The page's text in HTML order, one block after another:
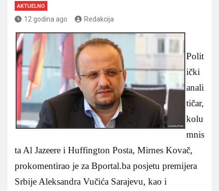
AKTUELNO
12 godina ago Redakcija
Polit
ički
anali
tičar,
kolu
mnis
ta Al Jazeere i Huffington Posta, Mirnes Kovač,
prokomentirao je za Bportal.ba posjetu premijera
Srbije Aleksandra Vučića Sarajevu, kao i